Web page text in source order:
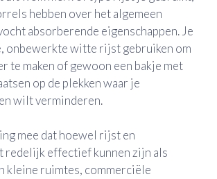
hebben over het algemeen
absorberende eigenschappen. Je
onbewerkte witte rijst gebruiken om
te maken of gewoon een bakje met
op de plekken waar je
wilt verminderen.
mee dat hoewel rijst en
redelijk effectief kunnen zijn als
kleine ruimtes, commerciële